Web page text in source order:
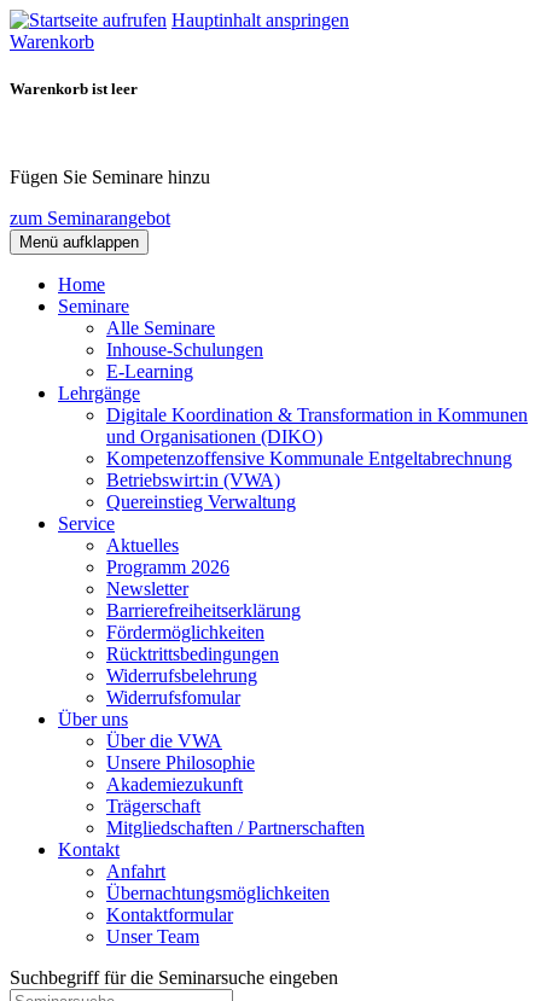
Hauptinhalt anspringen
Warenkorb
Warenkorb ist leer
Fügen Sie Seminare hinzu
zum Seminarangebot
Menü aufklappen
Home
Seminare
Alle Seminare
Inhouse-Schulungen
E-Learning
Lehrgänge
Digitale Koordination & Transformation in Kommunen
und Organisationen (DIKO)
Kompetenzoffensive Kommunale Entgeltabrechnung
Betriebswirt:in (VWA)
Quereinstieg Verwaltung
Service
Aktuelles
Programm 2026
Newsletter
Barrierefreiheitserklärung
Fördermöglichkeiten
Rücktrittsbedingungen
Widerrufsbelehrung
Widerrufsfomular
Über uns
Über die VWA
Unsere Philosophie
Akademiezukunft
Trägerschaft
Mitgliedschaften / Partnerschaften
Kontakt
Anfahrt
Übernachtungsmöglichkeiten
Kontaktformular
Unser Team
Suchbegriff für die Seminarsuche eingeben